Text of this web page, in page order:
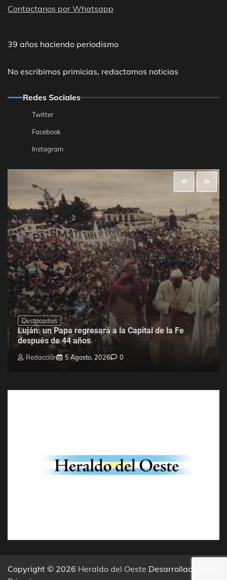
Contactanos por Whatsapp
39 años haciendo periodismo
No escribimos primicias, redactamos noticias
Redes Sociales
Twitter
Facebook
Instagram
Destacadas
Luján: un Papa regresará a la Capital de la Fe
después de 44 años
Redacción 5 Agosto, 2026 0
Copyright © 2026 Heraldo del Oeste Desarrollado por